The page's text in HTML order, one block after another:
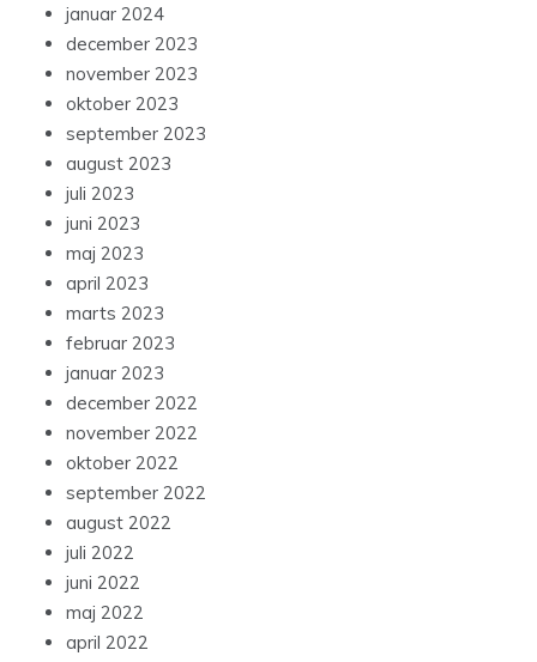
januar 2024
december 2023
november 2023
oktober 2023
september 2023
august 2023
juli 2023
juni 2023
maj 2023
april 2023
marts 2023
februar 2023
januar 2023
december 2022
november 2022
oktober 2022
september 2022
august 2022
juli 2022
juni 2022
maj 2022
april 2022